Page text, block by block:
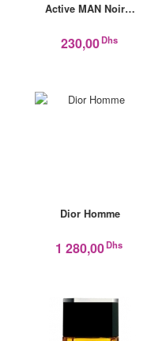
Active MAN Noir…
230,00Dhs
Dior Homme
1 280,00Dhs